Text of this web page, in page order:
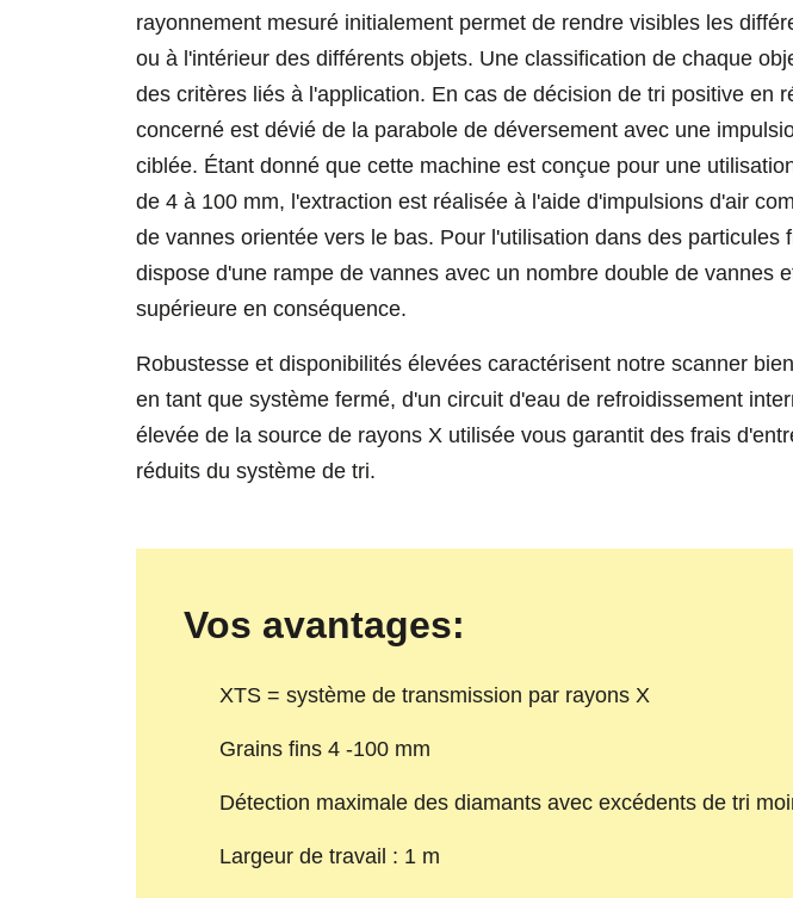
rayonnement mesuré initialement permet de rendre visibles les
ou à l'intérieur des différents objets. Une classification de chaque
des critères liés à l'application. En cas de décision de tri positive en
concerné est dévié de la parabole de déversement avec une
ciblée. Étant donné que cette machine est conçue pour une
de 4 à 100 mm, l'extraction est réalisée à l'aide d'impulsions d'air
de vannes orientée vers le bas. Pour l'utilisation dans des particules
dispose d'une rampe de vannes avec un nombre double de vannes
supérieure en conséquence.
Robustesse et disponibilités élevées caractérisent notre scanner
en tant que système fermé, d'un circuit d'eau de refroidissement
élevée de la source de rayons X utilisée vous garantit des frais
réduits du système de tri.
Vos avantages:
XTS = système de transmission par rayons X
Grains fins 4 -100 mm
Détection maximale des diamants avec excédents de tri
Largeur de travail : 1 m